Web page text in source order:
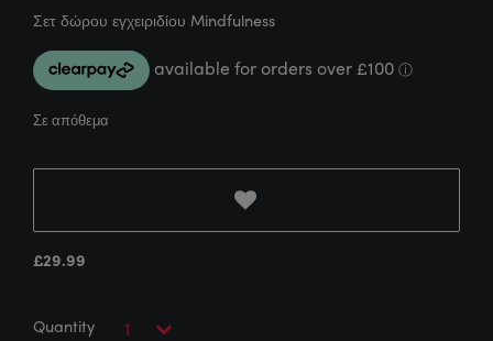
Σετ δώρου εγχειριδίου Mindfulness
Σε απόθεμα
£29.99